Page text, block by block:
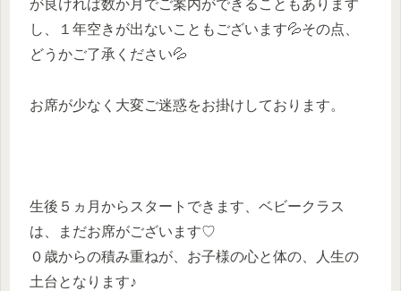
が良ければ数か月でご案内ができることもあります
し、１年空きが出ないこともございます💦その点、
どうかご了承ください💦
お席が少なく大変ご迷惑をお掛けしております。
生後５ヵ月からスタートできます、ベビークラス
は、まだお席がございます♡
０歳からの積み重ねが、お子様の心と体の、人生の
土台となります♪